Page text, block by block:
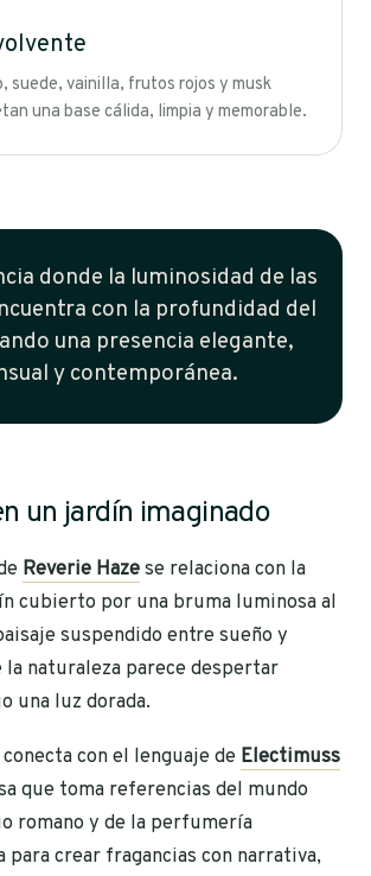
suede, vainilla, frutos rojos y musk
una base cálida, limpia y memorable.
donde la luminosidad de las
con la profundidad del
una presencia elegante,
y contemporánea.
un jardín imaginado
Reverie Hazese relaciona con la
cubierto por una bruma luminosa al
suspendido entre sueño y
la naturaleza parece despertar
una luz dorada.
con el lenguaje de Electimuss
que toma referencias del mundo
romano y de la perfumería
para crear fragancias con narrativa,